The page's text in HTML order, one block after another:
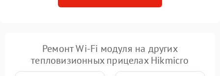
Ремонт Wi-Fi модуля на других
тепловизионных прицелах Hikmicro